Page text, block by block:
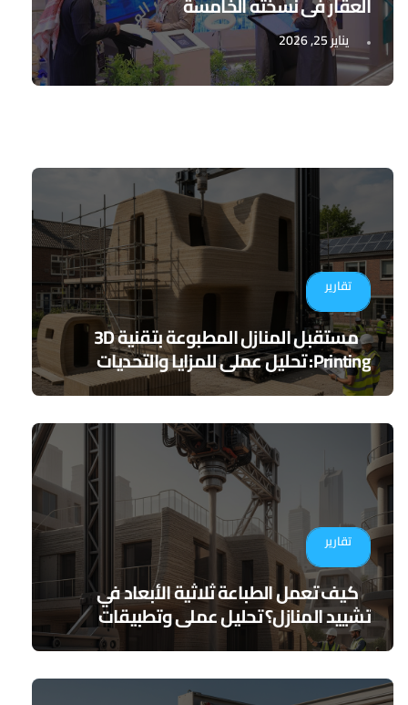
يناير 25, 2026
تقارير
مستقبل المنازل المطبوعة بتقنية 3D
Printing: تحليل عملي للمزايا والتحديات
تقارير
كيف تعمل الطباعة ثلاثية الأبعاد في
تشييد المنازل؟ تحليل عملي وتطبيقات
مستقبلية